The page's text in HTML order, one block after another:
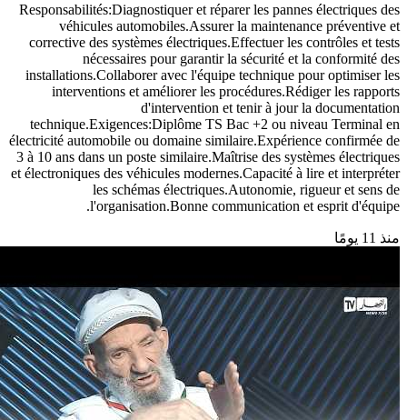
Responsabilités:Diagnostiquer et réparer les pannes électriques des
véhicules automobiles.Assurer la maintenance préventive et
corrective des systèmes électriques.Effectuer les contrôles et tests
nécessaires pour garantir la sécurité et la conformité des
installations.Collaborer avec l'équipe technique pour optimiser les
interventions et améliorer les procédures.Rédiger les rapports
d'intervention et tenir à jour la documentation
technique.Exigences:Diplôme TS Bac +2 ou niveau Terminal en
électricité automobile ou domaine similaire.Expérience confirmée de
3 à 10 ans dans un poste similaire.Maîtrise des systèmes électriques
et électroniques des véhicules modernes.Capacité à lire et interpréter
les schémas électriques.Autonomie, rigueur et sens de
l'organisation.Bonne communication et esprit d'équipe.
منذ 11 يومًا